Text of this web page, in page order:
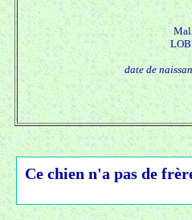
date de
Ce chien n'a pas de